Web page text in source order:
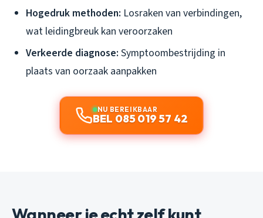
Hogedruk methoden: Losraken van verbindingen,
wat leidingbreuk kan veroorzaken
Verkeerde diagnose: Symptoombestrijding in
plaats van oorzaak aanpakken
NU BEREIKBAAR
BEL 085 019 57 42